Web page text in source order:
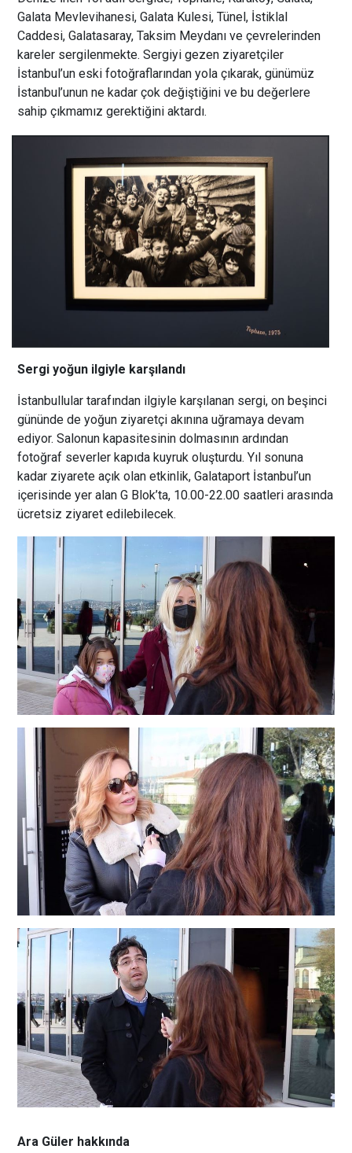
Galata Mevlevihanesi, Galata Kulesi, Tünel, İstiklal
Caddesi, Galatasaray, Taksim Meydanı ve çevrelerinden
kareler sergilenmekte. Sergiyi gezen ziyaretçiler
İstanbul’un eski fotoğraflarından yola çıkarak, günümüz
İstanbul’unun ne kadar çok değiştiğini ve bu değerlere
sahip çıkmamız gerektiğini aktardı.
Sergi yoğun ilgiyle karşılandı
İstanbullular tarafından ilgiyle karşılanan sergi, on beşinci
gününde de yoğun ziyaretçi akınına uğramaya devam
ediyor. Salonun kapasitesinin dolmasının ardından
fotoğraf severler kapıda kuyruk oluşturdu. Yıl sonuna
kadar ziyarete açık olan etkinlik, Galataport İstanbul’un
içerisinde yer alan G Blok’ta, 10.00-22.00 saatleri arasında
ücretsiz ziyaret edilebilecek.
Ara Güler hakkında